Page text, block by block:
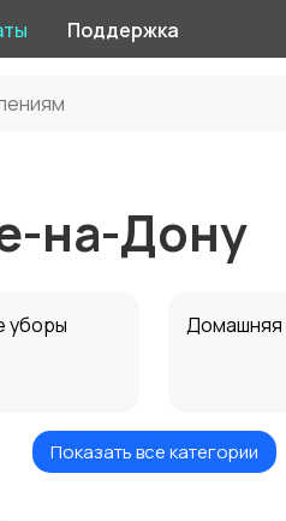
Поддержка
на-Дону
уборы
Свитеры и
Показать все категории